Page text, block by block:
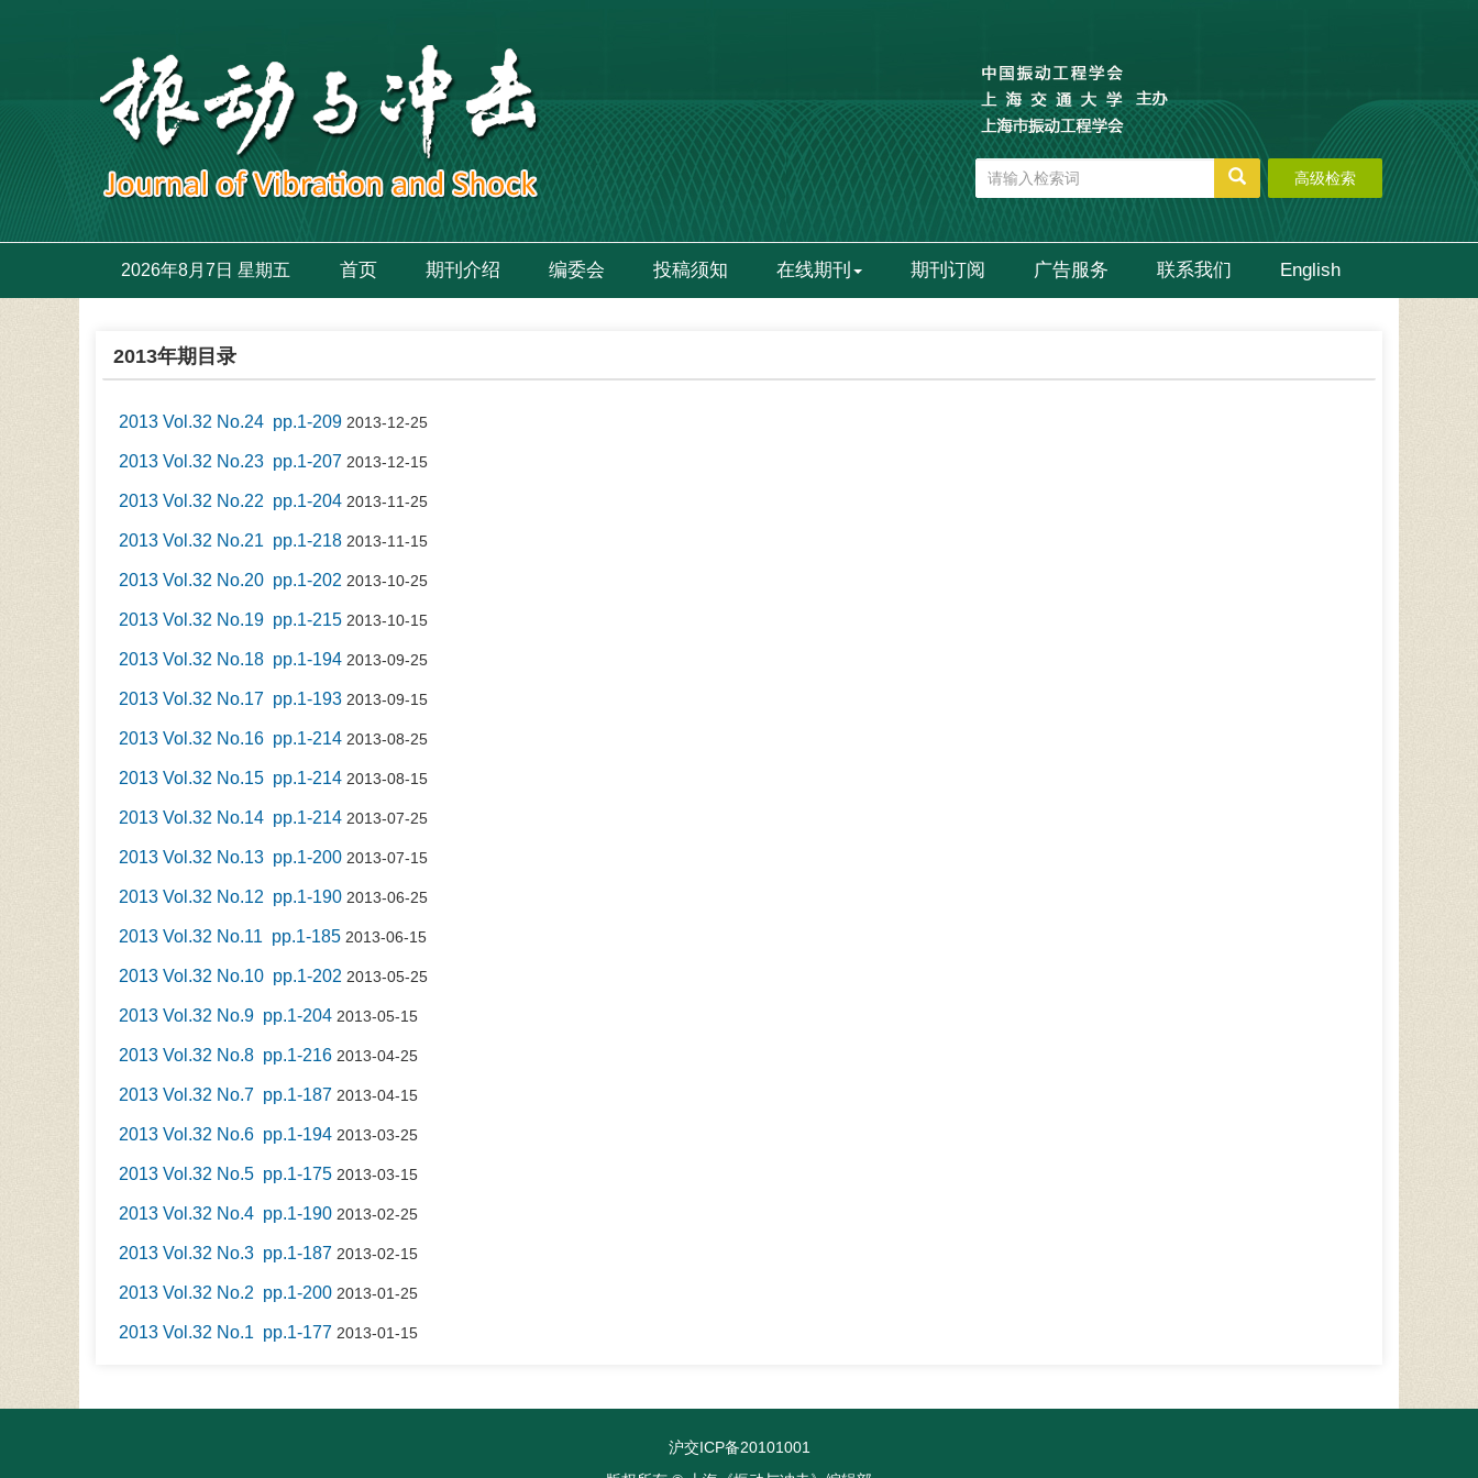
高级检索
2026年8月7日 星期五 首页 期刊介绍 编委会 投稿须知 在线期刊 期刊订阅 广告服务 联系我们 English
2013年期目录
2013 Vol.32 No.24 pp.1-209 2013-12-25
2013 Vol.32 No.23 pp.1-207 2013-12-15
2013 Vol.32 No.22 pp.1-204 2013-11-25
2013 Vol.32 No.21 pp.1-218 2013-11-15
2013 Vol.32 No.20 pp.1-202 2013-10-25
2013 Vol.32 No.19 pp.1-215 2013-10-15
2013 Vol.32 No.18 pp.1-194 2013-09-25
2013 Vol.32 No.17 pp.1-193 2013-09-15
2013 Vol.32 No.16 pp.1-214 2013-08-25
2013 Vol.32 No.15 pp.1-214 2013-08-15
2013 Vol.32 No.14 pp.1-214 2013-07-25
2013 Vol.32 No.13 pp.1-200 2013-07-15
2013 Vol.32 No.12 pp.1-190 2013-06-25
2013 Vol.32 No.11 pp.1-185 2013-06-15
2013 Vol.32 No.10 pp.1-202 2013-05-25
2013 Vol.32 No.9 pp.1-204 2013-05-15
2013 Vol.32 No.8 pp.1-216 2013-04-25
2013 Vol.32 No.7 pp.1-187 2013-04-15
2013 Vol.32 No.6 pp.1-194 2013-03-25
2013 Vol.32 No.5 pp.1-175 2013-03-15
2013 Vol.32 No.4 pp.1-190 2013-02-25
2013 Vol.32 No.3 pp.1-187 2013-02-15
2013 Vol.32 No.2 pp.1-200 2013-01-25
2013 Vol.32 No.1 pp.1-177 2013-01-15
沪交ICP备20101001